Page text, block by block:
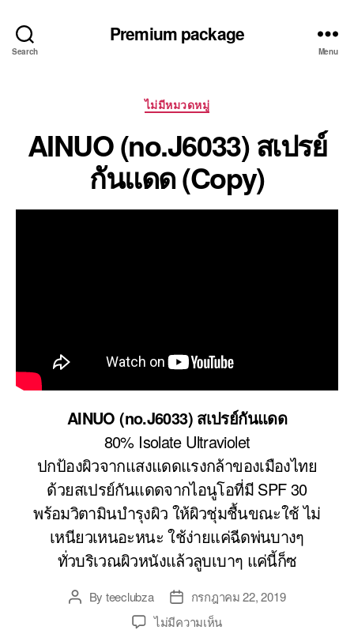
Search
Premium package
Menu
Categories
ไม่มีหมวดหมู่
AINUO (no.J6033) สเปรย์
กันแดด (Copy)
AINUO (no.J6033) สเปรย์กันแดด
80% Isolate Ultraviolet
ปกป้องผิวจากแสงแดดแรงกล้าของเมืองไทย
ด้วยสเปรย์กันแดดจากไอนูโอที่มี SPF 30
พร้อมวิตามินบำรุงผิว ให้ผิวชุ่มชื้นขณะใช้ ไม่
เหนียวเหนอะหนะ ใช้ง่ายแค่ฉีดพ่นบางๆ
ทั่วบริเวณผิวหนังแล้วลูบเบาๆ แค่นี้ก็ซ
PostBy teeclubza
Postกรกฎาคม 22, 2019
ไม่มีความเห็นบน